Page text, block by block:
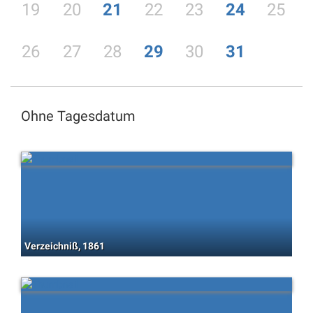
19 20 21 22 23 24 25
26 27 28 29 30 31
Ohne Tagesdatum
Verzeichniß, 1861